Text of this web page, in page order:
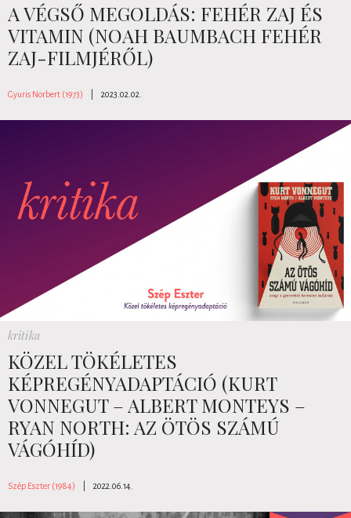
A VÉGSŐ MEGOLDÁS: FEHÉR ZAJ ÉS
VITAMIN (NOAH BAUMBACH FEHÉR
ZAJ-FILMJÉRŐL)
Gyuris Norbert (1973) 2023.02.02.
kritika
KÖZEL TÖKÉLETES
KÉPREGÉNYADAPTÁCIÓ (KURT
VONNEGUT – ALBERT MONTEYS –
RYAN NORTH: AZ ÖTÖS SZÁMÚ
VÁGÓHÍD)
Szép Eszter (1984) 2022.06.14.